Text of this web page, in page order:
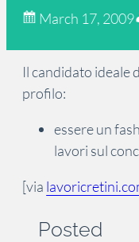
March 17, 2009
Il candidato ideale
profilo:
essere un
lavori sul
[via
Posted